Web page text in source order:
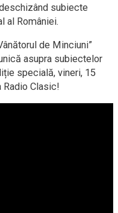
subiecte
al României.
de Minciuni”
asupra subiectelor
specială, vineri, 15
Radio Clasic!